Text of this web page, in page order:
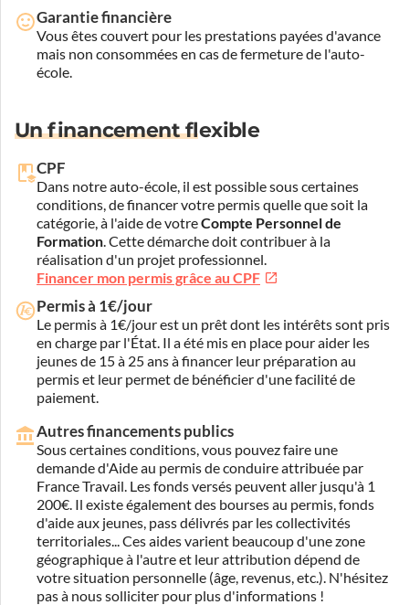
Garantie financière
Vous êtes couvert pour les prestations payées d'avance
mais non consommées en cas de fermeture de l'auto-
école.
Un financement flexible
CPF
Dans notre auto-école, il est possible sous certaines
conditions, de financer votre permis quelle que soit la
catégorie, à l'aide de votreCompte Personnel de
Formation. Cette démarche doit contribuer à la
réalisation d'un projet professionnel.
Financer mon permis grâce au CPF
Permis à 1€/jour
Le permis à 1€/jour est un prêt dont les intérêts sont pris
en charge par l'État. Il a été mis en place pour aider les
jeunes de 15 à 25 ans à financer leur préparation au
permis et leur permet de bénéficier d'une facilité de
paiement.
Autres financements publics
Sous certaines conditions, vous pouvez faire une
demande d'Aide au permis de conduire attribuée par
France Travail. Les fonds versés peuvent aller jusqu'à 1
200€. Il existe également des bourses au permis, fonds
d'aide aux jeunes, pass délivrés par les collectivités
territoriales... Ces aides varient beaucoup d'une zone
géographique à l'autre et leur attribution dépend de
votre situation personnelle (âge, revenus, etc.). N'hésitez
pas à nous solliciter pour plus d'informations !